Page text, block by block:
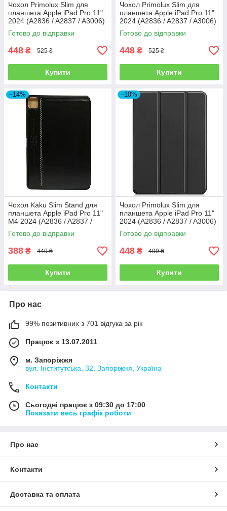
Чохол Primolux Slim для
планшета Apple iPad Pro 11"
2024 (A2836 / A2837 / A3006)
- Nature
Готово до відправки
448 ₴ 525 ₴
Купити
Чохол Primolux Slim для
планшета Apple iPad Pro 11"
2024 (A2836 / A2837 / A3006)
- Grey
Готово до відправки
448 ₴ 525 ₴
Купити
–14%
Чохол Kaku Slim Stand для
планшета Apple iPad Pro 11"
M4 2024 (A2836 / A2837 /
A3006) - Black
Готово до відправки
388 ₴ 449 ₴
Купити
–10%
Чохол Primolux Slim для
планшета Apple iPad Pro 11"
2024 (A2836 / A2837 / A3006)
- Black
Готово до відправки
448 ₴ 499 ₴
Купити
Про нас
99% позитивних з 701 відгука за рік
Працює з 13.07.2011
м. Запоріжжя
вул. Інститутська, 32, Запоріжжя, Україна
Контакти
Сьогодні працює з 09:30 до 17:00
Показати весь графік роботи
Про нас
Контакти
Доставка та оплата